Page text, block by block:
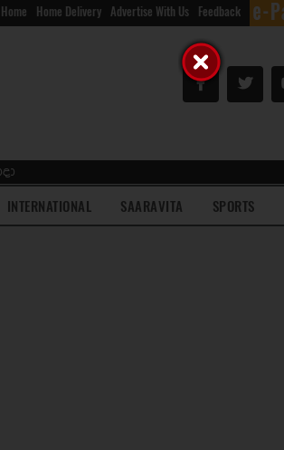
Home Delivery Advertise With Us Feedback
INTERNATIONAL SAARAVITA SPORTS